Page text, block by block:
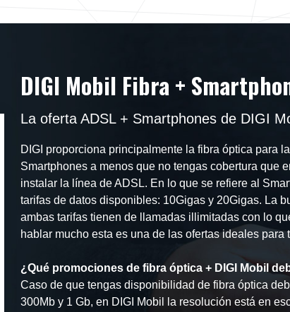
DIGI Mobil Fibra +
La oferta ADSL + Smartphones de DIGI
DIGI proporciona principalmente la fibra óptica para
Smartphones a menos que no tengas cobertura que
instalar la línea de ADSL. En lo que se refiere al
tarifas de datos disponibles: 10Gigas y 20Gigas. La
ambas tarifas tienen de llamadas illimitadas con lo
hablar mucho esta es una de las ofertas ideales para
¿Qué promociones de fibra óptica + DIGI Mobil
Caso de que tengas disponibilidad de fibra óptica
300Mb y 1 Gb, en DIGI Mobil la resolución está en